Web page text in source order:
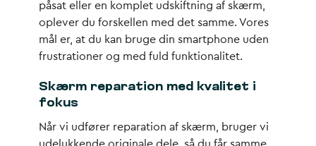
påsat eller en komplet udskiftning af skærm,
oplever du forskellen med det samme. Vores
mål er, at du kan bruge din smartphone uden
frustrationer og med fuld funktionalitet.
Skærm reparation med kvalitet i
fokus
Når vi udfører reparation af skærm, bruger vi